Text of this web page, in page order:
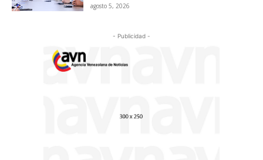
agosto 5, 2026
- Publicidad -